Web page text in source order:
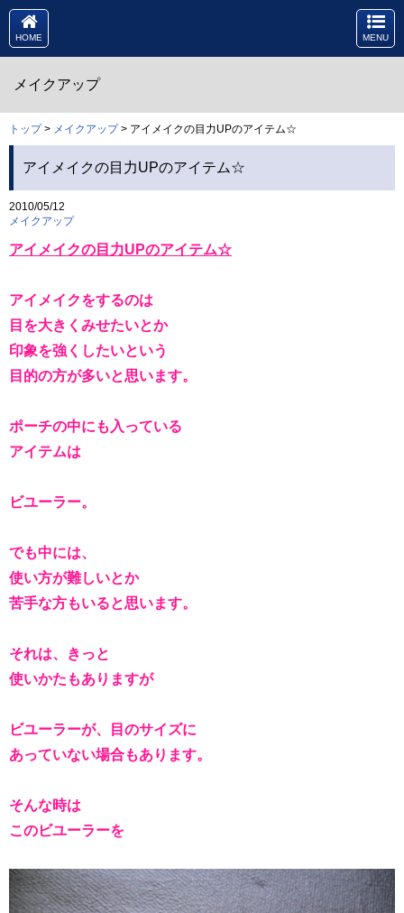
HOME MENU
メイクアップ
トップ> メイクアップ> アイメイクの目力UPのアイテム☆
アイメイクの目力UPのアイテム☆
2010/05/12
メイクアップ
アイメイクの目力UPのアイテム☆
アイメイクをするのは
目を大きくみせたいとか
印象を強くしたいという
目的の方が多いと思います。
ポーチの中にも入っている
アイテムは
ビユーラー。
でも中には、
使い方が難しいとか
苦手な方もいると思います。
それは、きっと
使いかたもありますが
ビユーラーが、目のサイズに
あっていない場合もあります。
そんな時は
このビユーラーを